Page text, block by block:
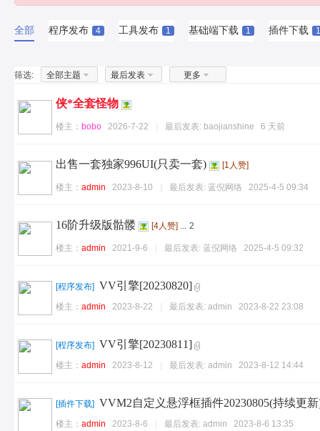
全部 程序发布 4 工具发布 1 基础端下载 1 插件下载 1
筛选: 全部主题 最后发表 更多
侠*全套怪物
楼主： bobo 2026-7-22 最后发表: baojianshine 6 天前
出售一套独家996UI(只卖一套) [1人赞]
楼主： admin 2023-8-10 最后发表: 蓝倪网络 2025-4-5 09:34
16阶升级版骷髅 [4人赞] ... 2
楼主： admin 2021-9-6 最后发表: 蓝倪网络 2025-4-5 09:32
[程序发布] VV引擎[20230820]
楼主： admin 2023-8-22 最后发表: admin 2023-8-22 23:08
[程序发布] VV引擎[20230811]
楼主： admin 2023-8-12 最后发表: admin 2023-8-12 14:44
[插件下载] VVM2自定义悬浮框插件20230805(持续更
楼主： admin 2023-8-6 最后发表: admin 2023-8-6 13:35